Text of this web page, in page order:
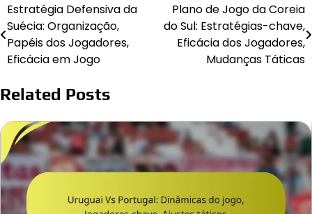
Post
navigation
Estratégia Defensiva da
Suécia: Organização,
Papéis dos Jogadores,
Eficácia em Jogo
Plano de Jogo da Coreia
do Sul: Estratégias-chave,
Eficácia dos Jogadores,
Mudanças Táticas
Related Posts